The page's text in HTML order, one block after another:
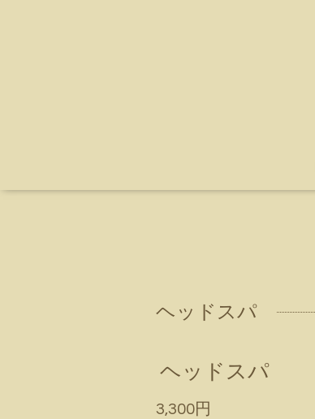
ヘッドスパ
ヘッドスパ
3,300円